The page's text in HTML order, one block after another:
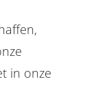
in onze